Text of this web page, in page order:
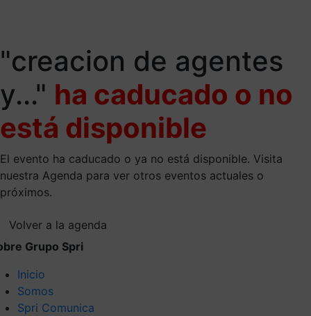
"creacion de agentes
y..." ha caducado o no
está disponible
El evento ha caducado o ya no está disponible. Visita
nuestra Agenda para ver otros eventos actuales o
próximos.
Volver a la agenda
Grupo Spri
Inicio
Somos
Spri Comunica